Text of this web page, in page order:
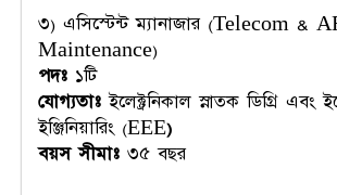
৩) এসিস্টেন্ট ম্যানাজার (Telecom &
Maintenance)
পদঃ ১টি
যোগ্যতাঃ ইলেক্ট্রনিকাল স্নাতক ডিগ্রি এবং
ইঞ্জিনিয়ারিং (EEE)
বয়স সীমাঃ ৩৫ বছর